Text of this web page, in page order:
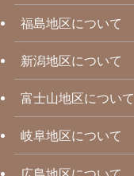
福島地区について
新潟地区について
富士山地区について
岐阜地区について